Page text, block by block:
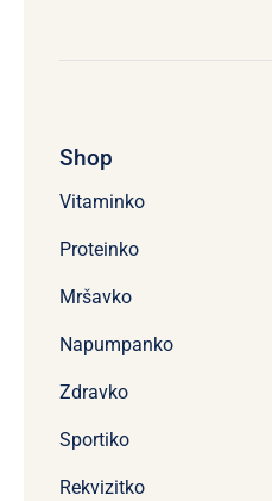
Shop
Vitaminko
Proteinko
Mršavko
Napumpanko
Zdravko
Sportiko
Rekvizitko